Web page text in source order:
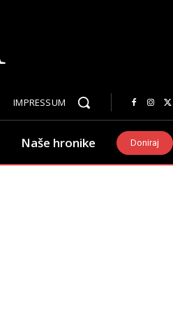
IMPRESSUM
Naše hronike Doniraj